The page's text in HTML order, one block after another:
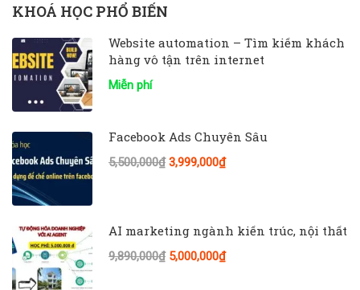
KHOÁ HỌC PHỔ BIẾN
Website automation – Tìm kiếm khách
hàng vô tận trên internet
Miễn phí
Facebook Ads Chuyên Sâu
5,500,000₫3,999,000₫
AI marketing ngành kiến trúc, nội thất
9,890,000₫5,000,000₫